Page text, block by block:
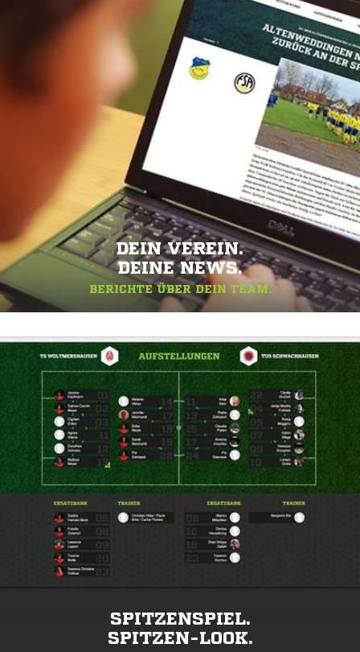
DEIN VEREIN.
DEINE NEWS.
BERICHTE ÜBER DEIN TEAM.
SPITZENSPIEL.
SPITZEN-LOOK.